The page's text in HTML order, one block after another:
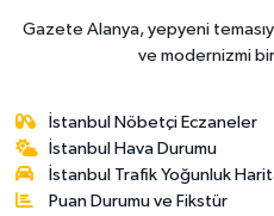
Gazete Alanya, yepyeni
ve modernizmi
İstanbul Nöbetçi Eczaneler
İstanbul Hava Durumu
İstanbul Trafik Yoğunluk
Puan Durumu ve Fikstür